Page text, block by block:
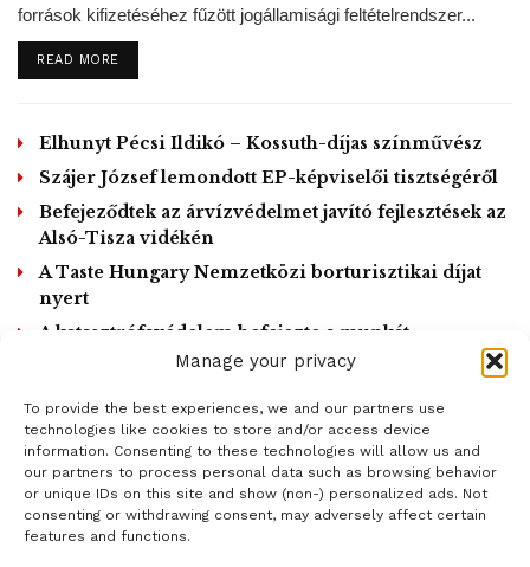
Manage your privacy
To provide the best experiences, we and our partners use
technologies like cookies to store and/or access device
information. Consenting to these technologies will allow us and
our partners to process personal data such as browsing behavior
or unique IDs on this site and show (non-) personalized ads. Not
consenting or withdrawing consent, may adversely affect certain
features and functions.
Tags: alapítvány
források kifizetéséhez fűzött jogállamisági feltételrendszer...
READ MOREDETAILS
Elhunyt Pécsi Ildikó – Kossuth-díjas színművész
Szájer József lemondott EP-képviselői tisztségéről
Befejeződtek az árvízvédelmet javító fejlesztések az
Alsó-Tisza vidékén
A Taste Hungary Nemzetközi borturisztikai díjat
nyert
A katasztrófavédelem befejezte a munkát
Dunaföldváron
LOAD MORE